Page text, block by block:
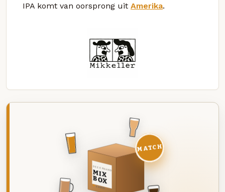
IPA komt van oorsprong uit Amerika.
DEZE MAAND
MIX
BOX
8 BIEREN
MATCH